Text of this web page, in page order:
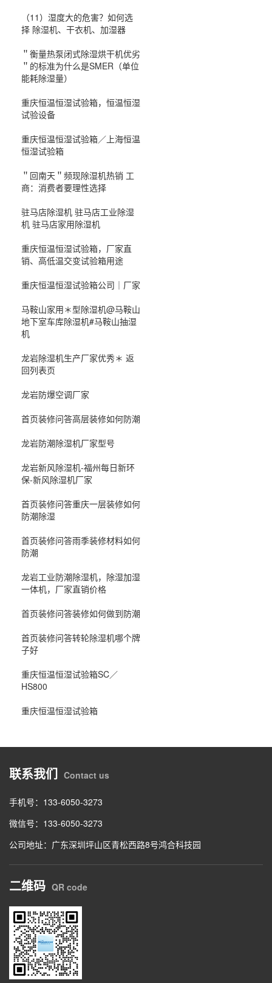
（11）湿度大的危害？如何选
择 除湿机、干衣机、加湿器
＂衡量热泵闭式除湿烘干机优劣
＂的标准为什么是SMER（单位
能耗除湿量）
重庆恒温恒湿试验箱，恒温恒湿
试验设备
重庆恒温恒湿试验箱／上海恒温
恒湿试验箱
＂回南天＂频现除湿机热销 工
商：消费者要理性选择
驻马店除湿机 驻马店工业除湿
机 驻马店家用除湿机
重庆恒温恒湿试验箱，厂家直
销、高低温交变试验箱用途
重庆恒温恒湿试验箱公司｜厂家
马鞍山家用＊型除湿机@马鞍山
地下室车库除湿机#马鞍山抽湿
机
龙岩除湿机生产厂家优秀＊ 返
回列表页
龙岩防爆空调厂家
首页装修问答高层装修如何防潮
龙岩防潮除湿机厂家型号
龙岩新风除湿机-福州每日新环
保-新风除湿机厂家
首页装修问答重庆一层装修如何
防潮除湿
首页装修问答雨季装修材料如何
防潮
龙岩工业防潮除湿机，除湿加湿
一体机，厂家直销价格
首页装修问答装修如何做到防潮
首页装修问答转轮除湿机哪个牌
子好
重庆恒温恒湿试验箱SC／
HS800
重庆恒温恒湿试验箱
联系我们 Contact us
手机号：133-6050-3273
微信号：133-6050-3273
公司地址：广东深圳坪山区青松西路8号鸿合科技园
二维码 QR code